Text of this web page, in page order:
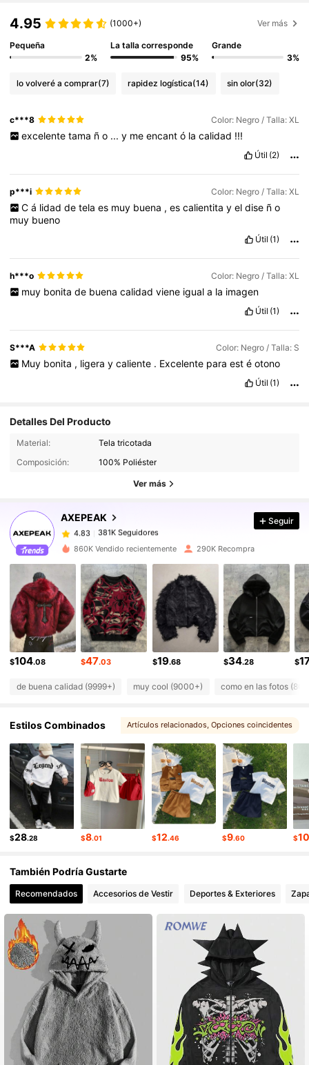
4.95 (1000+) Ver más
Pequeña
2%
La talla corresponde
95%
Grande
3%
lo volveré a comprar(7) rapidez logística(14) sin olor(32)
c***8 Color: Negro / Talla: XL
excelente tama ñ o ... y me encant ó la calidad !!!
Útil (2)
p***i Color: Negro / Talla: XL
C á lidad de tela es muy buena , es calientita y el dise ñ o
muy bueno
Útil (1)
h***o Color: Negro / Talla: XL
muy bonita de buena calidad viene igual a la imagen
Útil (1)
S***A Color: Negro / Talla: S
Muy bonita , ligera y caliente . Excelente para est é otono
Útil (1)
Detalles Del Producto
Material:
Tela tricotada
Composición:
100% Poliéster
Ver más
AXEPEAK
381K Seguidores
381K Seguidores
4.83
381K Seguidores
s***z seguidoHace 1 horas
4.83
4.83 381K Seguidores
4.83 381K Seguidores
4.83 381K Seguidores
4.83 381K Seguidores
4.83 381K Seguidores
Seguir
860K Vendido recientemente 290K Recompra
$104.08 $47.03 $19.68 $34.28 $
de buena calidad (9999+) muy cool (9000+) como en las fotos
Estilos Combinados Artículos relacionados, Opciones coincidentes
$28.28 $8.01 $12.46 $9.60 $
También Podría Gustarte
Recomendados Accesorios de Vestir Deportes & Exteriores